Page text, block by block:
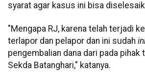
syarat agar kasus ini bisa
"Mengapa RJ, karena telah terjadi
terlapor dan pelapor dan ini sudah
pengembalian dana dari pada pihak
Sekda Batanghari," katanya.